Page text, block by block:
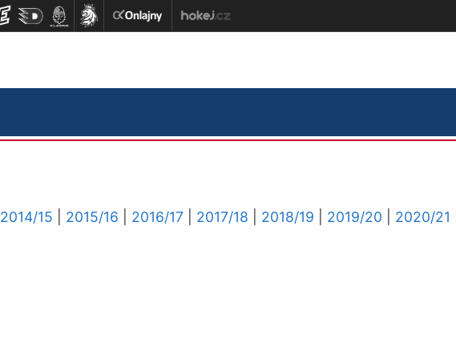
2014/15 2015/16 2016/17 2017/18 2018/19 2019/20
2020/21